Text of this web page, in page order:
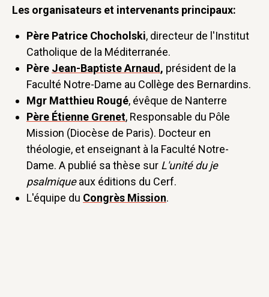
Les organisateurs et intervenants principaux:
Père Patrice Chocholski, directeur de l'Institut
Catholique de la Méditerranée.
Père Jean-Baptiste Arnaud , président de la
Faculté Notre-Dame au Collège des Bernardins.
Mgr Matthieu Rougé, évêque de Nanterre
Père Étienne Grenet, Responsable du Pôle
Mission (Diocèse de Paris). Docteur en
théologie, et enseignant à la Faculté Notre-
Dame. A publié sa thèse sur L'unité du je
psalmiqueaux éditions du Cerf.
L'équipe du Congrès Mission.